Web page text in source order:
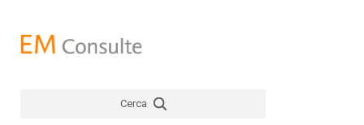
Cerca